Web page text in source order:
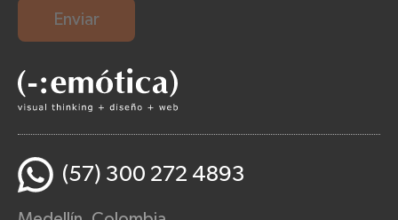
Enviar
(57) 300 272 4893